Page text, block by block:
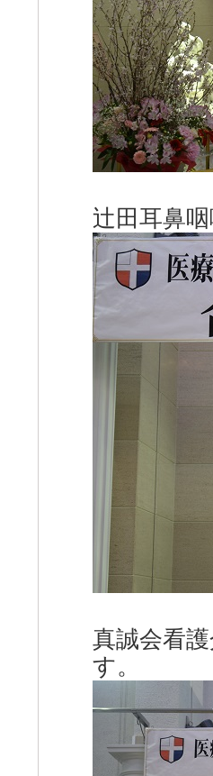
辻田耳鼻
真誠会看
す。